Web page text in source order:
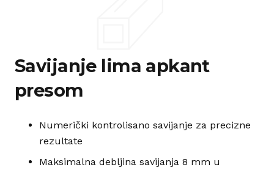
Savijanje lima apkant
presom
Numerički kontrolisano savijanje za precizne
rezultate
Maksimalna debljina savijanja 8 mm u